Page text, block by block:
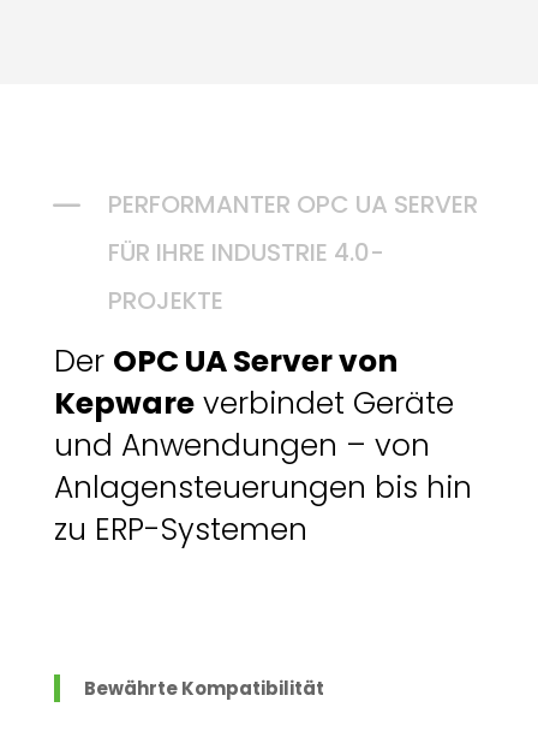
K
PERFORMANTER OPC UA SERVER
FÜR IHRE INDUSTRIE 4.0-
PROJEKTE
Der OPC UA Server von
Kepwareverbindet Geräte
und Anwendungen – von
Anlagensteuerungen bis hin
zu ERP-Systemen
Bewährte Kompatibilität